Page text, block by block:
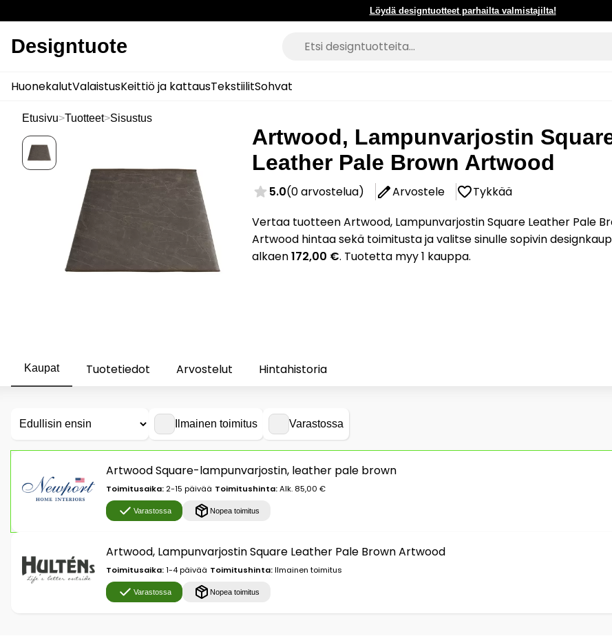
Löydä designtuotteet parhailta valmistajilta!
Designtuote
HuonekalutValaistusKeittiö ja kattausTekstiilitSohvat
Etusivu>Tuotteet>Sisustus
Artwood, Lampunvarjostin
Leather Pale Brown Artwood
5.0(0 arvostelua) Arvostele
Tykkää
Vertaa tuotteen Artwood, Lampunvarjostin Square Leather Pale
Artwood hintaa sekä toimitusta ja valitse sinulle sopivin
alkaen172,00 €. Tuotetta myy 1 kauppa.
Kaupat Tuotetiedot Arvostelut Hintahistoria
Ilmainen toimitus Varastossa
Artwood Square-lampunvarjostin, leather pale brown
Toimitusaika: 2-15 päivää Toimitushinta:Alk. 85,00 €
Varastossa Nopea toimitus
Artwood, Lampunvarjostin Square Leather Pale Brown Artwood
Toimitusaika:1-4 päivää Toimitushinta:Ilmainen toimitus
Varastossa Nopea toimitus